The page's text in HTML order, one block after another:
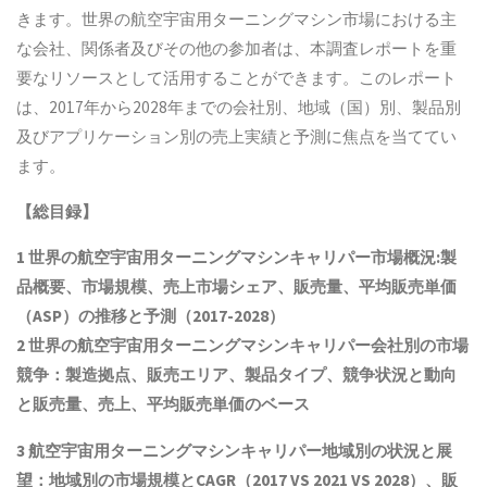
きます。世界の航空宇宙用ターニングマシン市場における主
な会社、関係者及びその他の参加者は、本調査レポートを重
要なリソースとして活用することができます。このレポート
は、2017年から2028年までの会社別、地域（国）別、製品別
及びアプリケーション別の売上実績と予測に焦点を当ててい
ます。
【総目録】
1世界の航空宇宙用ターニングマシンキャリパー市場概況:製
品概要、市場規模、売上市場シェア、販売量、平均販売単価
（ASP）の推移と予測（2017-2028）
2世界の航空宇宙用ターニングマシンキャリパー会社別の市場
競争：製造拠点、販売エリア、製品タイプ、競争状況と動向
と 販売量、売上、平均販売単価のベース
3航空宇宙用ターニングマシンキャリパー地域別の状況と展
望：地域別の市場規模とCAGR （2017 VS 2021 VS 2028）、販